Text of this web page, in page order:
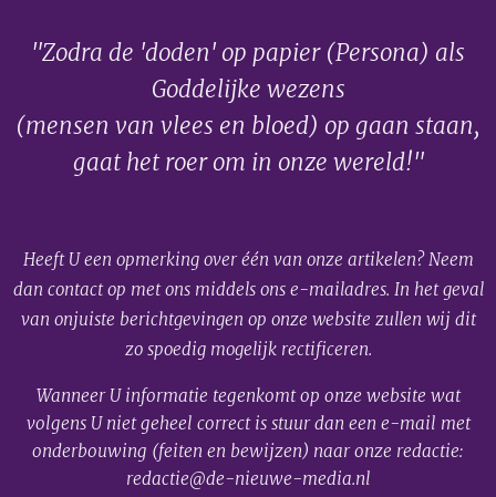
"Zodra de 'doden' op papier (Persona) als
Goddelijke wezens
(mensen van vlees en bloed) op gaan staan,
gaat het roer om in onze wereld!"
Heeft U een opmerking over één van onze artikelen? Neem
dan contact op met ons middels ons e-mailadres. In het geval
van onjuiste berichtgevingen op onze website zullen wij dit
zo spoedig mogelijk rectificeren.
Wanneer U informatie tegenkomt op onze website wat
volgens U niet geheel correct is stuur dan een e-mail met
onderbouwing (feiten en bewijzen) naar onze redactie:
redactie@de-nieuwe-media.nl